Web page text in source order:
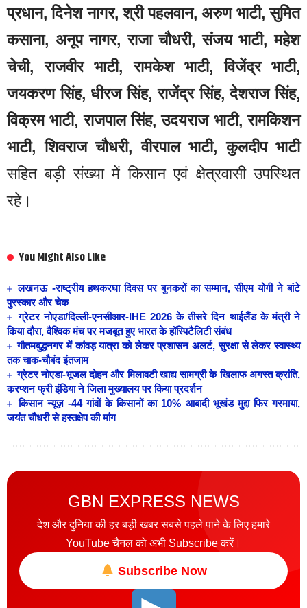
प्रधान, दिनेश नागर, श्री पहलवान, अरुण भाटी, सुमित
कसाना, अनूप नागर, राजा चौधरी, संजय भाटी, महेश
चेची, राजवीर भाटी, रामकेश भाटी, विजेंद्र भाटी,
जयकरण सिंह, धीरज सिंह, राजेंद्र सिंह, देशराज सिंह,
विक्रम भाटी, राजपाल सिंह, उदयराज भाटी, रामकिशन
भाटी, शिवराज चौधरी, वीरपाल भाटी, कुलदीप भाटी
सहित बड़ी संख्या में किसान एवं क्षेत्रवासी उपस्थित
रहे।
You Might Also Like
लखनऊ -राष्ट्रीय हथकरघा दिवस पर बुनकरों का सम्मान, सीएम योगी ने बांटे
पुरस्कार और चेक
ग्रेटर नोएडा/दिल्ली-एनसीआर-IHE 2026 के तीसरे दिन थाईलैंड के मंत्री ने
किया दौरा, वैश्विक मंच पर मजबूत हुए भारत के हॉस्पिटैलिटी संबंध
गौतमबुद्धनगर में कांवड़ यात्रा को लेकर प्रशासन अलर्ट, सुरक्षा से लेकर स्वास्थ्य
तक चाक-चौबंद इंतजाम
ग्रेटर नोएडा-भूजल दोहन और मिलावटी खाद्य सामग्री के खिलाफ अगस्त क्रांति,
करप्शन फ्री इंडिया ने जिला मुख्यालय पर किया प्रदर्शन
किसान न्यूज़ -44 गांवों के किसानों का 10% आबादी भूखंड मुद्दा फिर गरमाया,
जयंत चौधरी से हस्तक्षेप की मांग
GBN EXPRESS NEWS
देश और दुनिया की हर बड़ी खबर सबसे पहले पाने के लिए हमारे
YouTube चैनल को अभी Subscribe करें।
Subscribe Now